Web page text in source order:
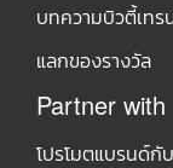
บทความบิวตี้เทร
แลกของรางวัล
Partner with
โปรโมตแบรนด์กับ